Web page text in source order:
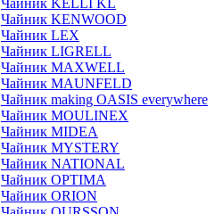
Чайник KELLI KL
Чайник KENWOOD
Чайник LEX
Чайник LIGRELL
Чайник MAXWELL
Чайник MAUNFELD
Чайник making OASIS everywhere
Чайник MOULINEX
Чайник MIDEA
Чайник MYSTERY
Чайник NATIONAL
Чайник OPTIMA
Чайник ORION